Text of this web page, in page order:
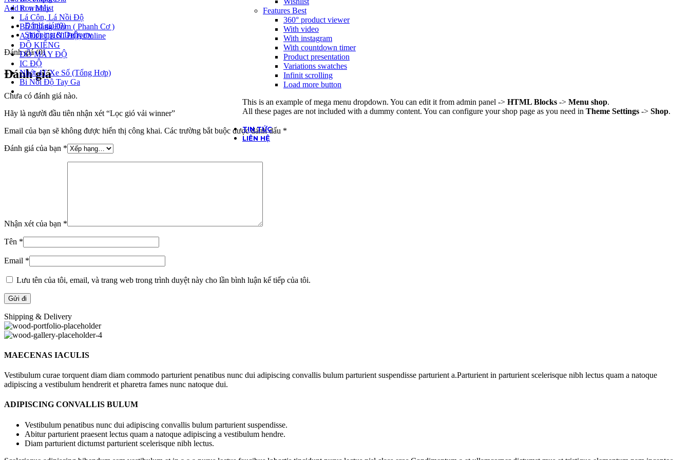
Ron Máy
Lá Côn, Lá Nồi Độ
Bố Thắng Đùm ( Phanh Cơ )
A (ĐỒ CHƠI ĐỘ) Online
ĐỒ KIỂNG
ĐỒ MÁY ĐỘ
IC ĐỘ
Nhớt 4T Xe Số (Tổng Hợp)
Bi Nồi Độ Tay Ga
Features Best
360° product viewer
With video
With instagram
With countdown timer
Product presentation
Variations swatches
Infinit scrolling
Load more button
This is an example of mega menu dropdown. You can edit it from admin panel -> HTML Blocks -> Menu shop.
All these pages are not included with a dummy content. You can configure your shop page as you need in Theme Settings -> Shop.
TIN TỨC
LIÊN HỆ
Add to wishlist
Đánh giá (0)
Shipping & Delivery
Đánh giá (0)
Đánh giá
Chưa có đánh giá nào.
Hãy là người đầu tiên nhận xét “Lọc gió vải winner”
Email của bạn sẽ không được hiển thị công khai. Các trường bắt buộc được đánh dấu *
Đánh giá của bạn *
Nhận xét của bạn *
Tên *
Email *
Lưu tên của tôi, email, và trang web trong trình duyệt này cho lần bình luận kế tiếp của tôi.
Shipping & Delivery
MAECENAS IACULIS
Vestibulum curae torquent diam diam commodo parturient penatibus nunc dui adipiscing convallis bulum parturient suspendisse parturient a.Parturient in parturient scelerisque nibh lectus quam a natoque
adipiscing a vestibulum hendrerit et pharetra fames nunc natoque dui.
ADIPISCING CONVALLIS BULUM
Vestibulum penatibus nunc dui adipiscing convallis bulum parturient suspendisse.
Abitur parturient praesent lectus quam a natoque adipiscing a vestibulum hendre.
Diam parturient dictumst parturient scelerisque nibh lectus.